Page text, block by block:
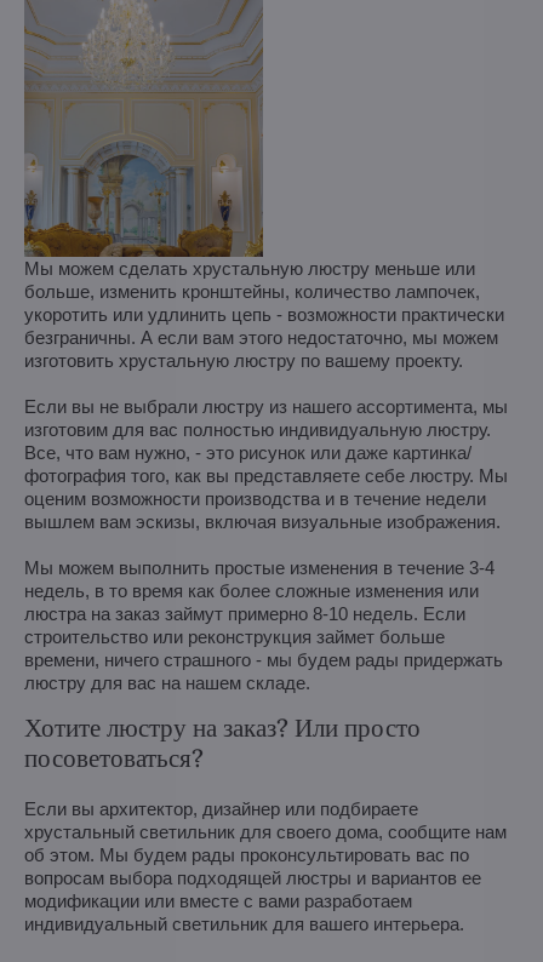
Мы можем сделать хрустальную люстру меньше или
больше, изменить кронштейны, количество лампочек,
укоротить или удлинить цепь - возможности практически
безграничны. А если вам этого недостаточно, мы можем
изготовить хрустальную люстру по вашему проекту.
Если вы не выбрали люстру из нашего ассортимента, мы
изготовим для вас полностью индивидуальную люстру.
Все, что вам нужно, - это рисунок или даже картинка/
фотография того, как вы представляете себе люстру. Мы
оценим возможности производства и в течение недели
вышлем вам эскизы, включая визуальные изображения.
Мы можем выполнить простые изменения в течение 3-4
недель, в то время как более сложные изменения или
люстра на заказ займут примерно 8-10 недель. Если
строительство или реконструкция займет больше
времени, ничего страшного - мы будем рады придержать
люстру для вас на нашем складе.
Хотите люстру на заказ? Или просто
посоветоваться?
Если вы архитектор, дизайнер или подбираете
хрустальный светильник для своего дома, сообщите нам
об этом. Мы будем рады проконсультировать вас по
вопросам выбора подходящей люстры и вариантов ее
модификации или вместе с вами разработаем
индивидуальный светильник для вашего интерьера.